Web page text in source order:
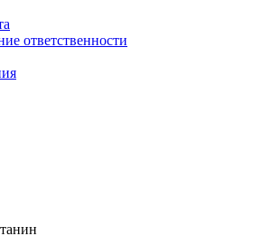
ответственности